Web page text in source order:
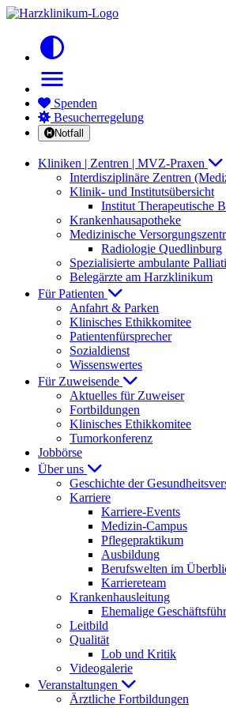
contrast
menu
Spenden
Besucherregelung
Notfall
Kliniken | Zentren | MVZ-Praxen
Interdisziplinäre Zentren
Klinik- und Institutsübersicht
Institut Therapeutische
Krankenhausapotheke
Medizinische
Radiologie Quedlinburg
Spezialisierte ambulante
Belegärzte am Harzklinikum
Für Patienten
Anfahrt & Parken
Klinisches Ethikkomitee
Patientenfürsprecher
Sozialdienst
Wissenswertes
Für Zuweisende
Aktuelles für Zuweiser
Fortbildungen
Klinisches Ethikkomitee
Tumorkonferenz
Jobbörse
Über uns
Geschichte der
Karriere
Karriere-Events
Medizin-Campus
Pflegepraktikum
Ausbildung
Berufswelten im
Karriereteam
Krankenhausleitung
Ehemalige
Leitbild
Qualität
Lob und Kritik
Videogalerie
Veranstaltungen
Ärztliche Fortbildungen